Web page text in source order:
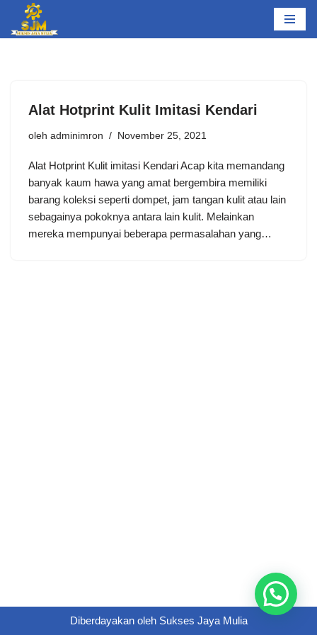
Lompat
Alat Hotprint Kulit Imitasi Kendari
oleh adminimron November 25, 2021
Alat Hotprint Kulit imitasi Kendari Acap kita memandang
banyak kaum hawa yang amat bergembira memiliki
barang koleksi seperti dompet, jam tangan kulit atau lain
sebagainya pokoknya antara lain kulit. Melainkan
mereka mempunyai beberapa permasalahan yang…
Diberdayakan oleh Sukses Jaya Mulia